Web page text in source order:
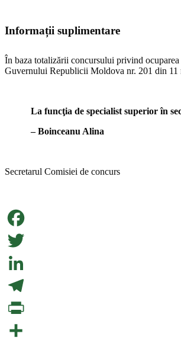
Informații suplimentare
În baza totalizării concursului privind
Guvernului Republicii Moldova nr. 201 din 11
La funcţia de specialist superior în
– Boinceanu Alina
Secretarul Comisiei de concurs
Facebook
Twitter
LinkedIn
Telegram
PrintFriendly